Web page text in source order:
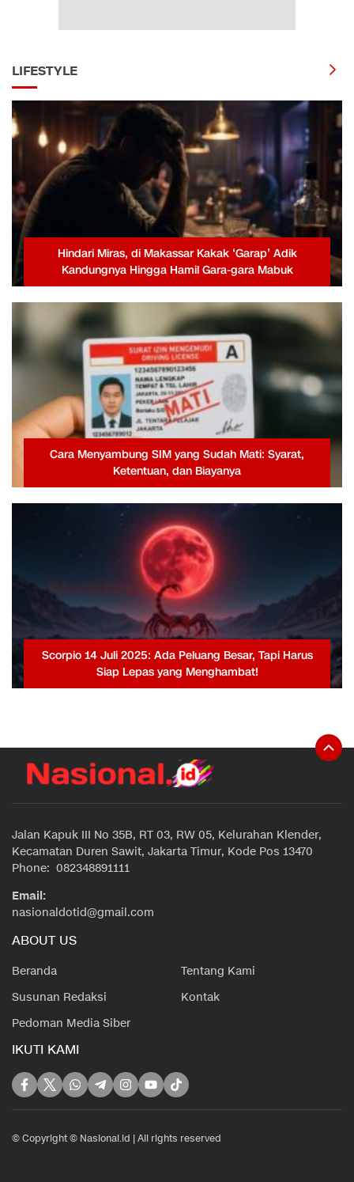
LIFESTYLE
Hindari Miras, di Makassar Kakak ‘Garap’ Adik
Kandungnya Hingga Hamil Gara-gara Mabuk
Cara Menyambung SIM yang Sudah Mati: Syarat,
Ketentuan, dan Biayanya
Scorpio 14 Juli 2025: Ada Peluang Besar, Tapi Harus
Siap Lepas yang Menghambat!
Jalan Kapuk III No 35B, RT 03, RW 05, Kelurahan Klender,
Kecamatan Duren Sawit, Jakarta Timur, Kode Pos 13470
Phone: 082348891111
Email:
nasionaldotid@gmail.com
ABOUT US
Beranda
Tentang Kami
Susunan Redaksi
Kontak
Pedoman Media Siber
IKUTI KAMI
© Copyright © Nasional.id | All rights reserved